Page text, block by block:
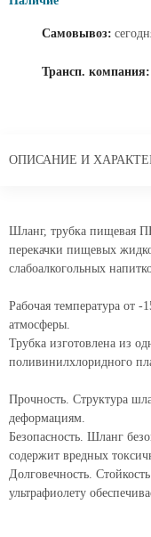
Самовывоз:
Трансп. компания:
ОПИСАНИЕ И
Шланг, трубка пищевая
перекачки пищевых
слабоалкогольных
Рабочая температура от
атмосферы.
Трубка изготовлена из
поливинилхлоридного
Прочность. Структура
деформациям.
Безопасность. Шланг
содержит вредных
Долговечность.
ультрафиолету